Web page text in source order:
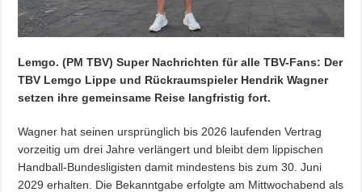
Lemgo. (PM TBV) Super Nachrichten für alle TBV-Fans: Der
TBV Lemgo Lippe und Rückraumspieler Hendrik Wagner
setzen ihre gemeinsame Reise langfristig fort.
Wagner hat seinen ursprünglich bis 2026 laufenden Vertrag
vorzeitig um drei Jahre verlängert und bleibt dem lippischen
Handball-Bundesligisten damit mindestens bis zum 30. Juni
2029 erhalten. Die Bekanntgabe erfolgte am Mittwochabend als